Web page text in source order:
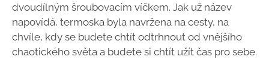
dvoudílným šroubovacím víčkem. Jak už název
napovídá, termoska byla navržena na cesty, na
chvíle, kdy se budete chtít odtrhnout od vnějšího
chaotického světa a budete si chtít užít čas pro sebe.